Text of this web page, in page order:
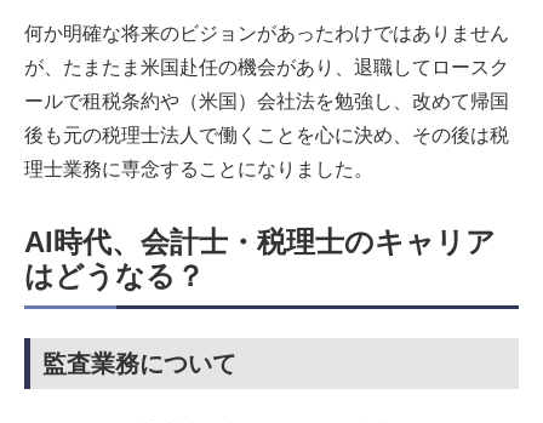
何か明確な将来のビジョンがあったわけではありません
が、たまたま米国赴任の機会があり、退職してロースク
ールで租税条約や（米国）会社法を勉強し、改めて帰国
後も元の税理士法人で働くことを心に決め、その後は税
理士業務に専念することになりました。
AI時代、会計士・税理士のキャリア
はどうなる？
監査業務について